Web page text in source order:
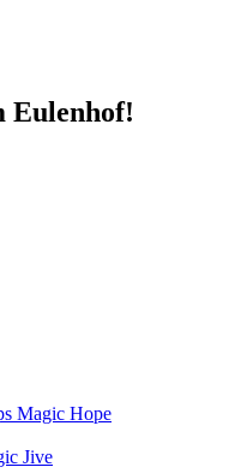
Eulenhof!
Magic Hope
Jive